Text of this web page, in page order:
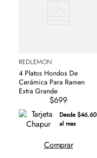
REDLEMON
4 Platos Hondos De
Cerámica Para Ramen
Extra Grande
$699
Desde $46.60
al mes
Comprar